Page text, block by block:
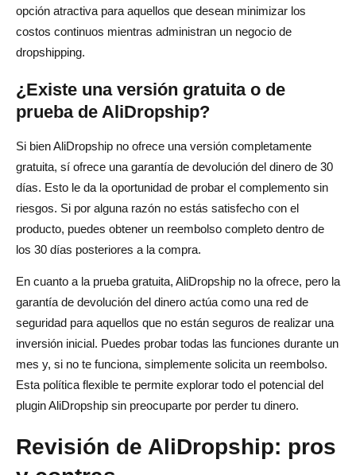
opción atractiva para aquellos que desean minimizar los
costos continuos mientras administran un negocio de
dropshipping.
¿Existe una versión gratuita o de
prueba de AliDropship?
Si bien AliDropship no ofrece una versión completamente
gratuita, sí ofrece una garantía de devolución del dinero de 30
días. Esto le da la oportunidad de probar el complemento sin
riesgos. Si por alguna razón no estás satisfecho con el
producto, puedes obtener un reembolso completo dentro de
los 30 días posteriores a la compra.
En cuanto a la prueba gratuita, AliDropship no la ofrece, pero la
garantía de devolución del dinero actúa como una red de
seguridad para aquellos que no están seguros de realizar una
inversión inicial. Puedes probar todas las funciones durante un
mes y, si no te funciona, simplemente solicita un reembolso.
Esta política flexible te permite explorar todo el potencial del
plugin AliDropship sin preocuparte por perder tu dinero.
Revisión de AliDropship: pros